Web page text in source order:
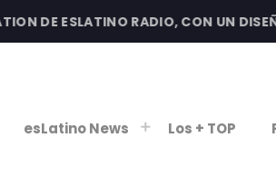
DE ESLATINO RADIO, CON UN
esLatino News Los + TOP